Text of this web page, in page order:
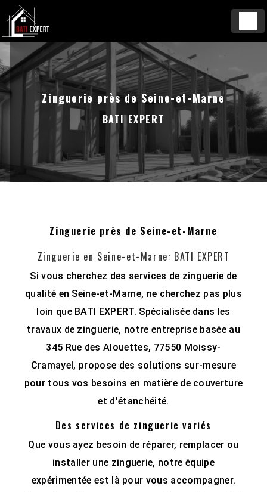
Zinguerie près de Seine-et-Marne
BATI EXPERT
Zinguerie près de Seine-et-Marne
Zinguerie en Seine-et-Marne: BATI EXPERT
Si vous cherchez des services de zinguerie de
qualité en Seine-et-Marne, ne cherchez pas plus
loin que BATI EXPERT. Spécialisée dans les
travaux de zinguerie, notre entreprise basée au
345 Rue des Alouettes, 77550 Moissy-
Cramayel, propose des solutions sur-mesure
pour tous vos besoins en matière de couverture
et d'étanchéité.
Des services de zinguerie variés
Que vous ayez besoin de réparer, remplacer ou
installer une zinguerie, notre équipe
expérimentée est là pour vous accompagner.
Panneau de gestion des cookies